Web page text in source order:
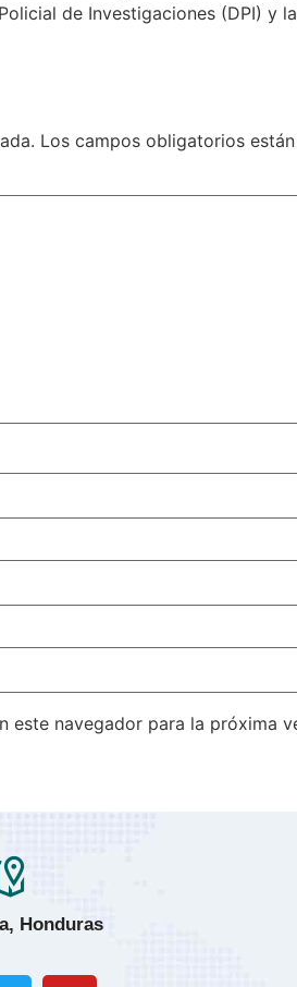
de Investigaciones (DPI) y
Los campos obligatorios
este navegador para la próxima
Honduras